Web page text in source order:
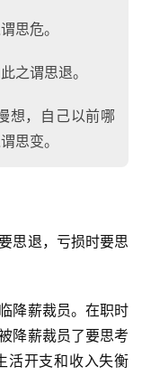
思危。
之谓思退。
想，自己以前哪
思变。
思退，亏损时要思
降薪裁员。在职时
降薪裁员了要思考
活开支和收入失衡